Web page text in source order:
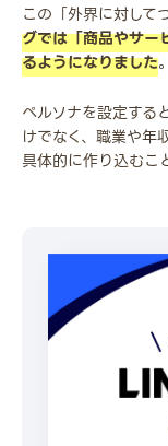
この「外界に対して
グでは「商品やサー
るようになりました。
ペルソナを設定する
けでなく、職業や年
具体的に作り込むこ